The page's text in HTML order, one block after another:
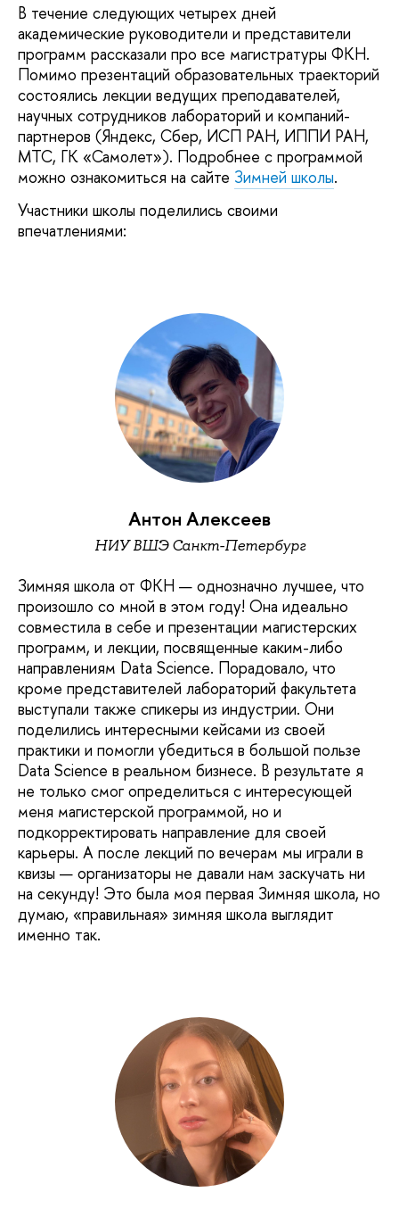
В течение следующих четырех дней
академические руководители и представители
программ рассказали про все магистратуры ФКН.
Помимо презентаций образовательных траекторий
состоялись лекции ведущих преподавателей,
научных сотрудников лабораторий и компаний-
партнеров (Яндекс, Сбер, ИСП РАН, ИППИ РАН,
МТС, ГК «Самолет»). Подробнее с программой
можно ознакомиться на сайте Зимней школы.
Участники школы поделились своими
впечатлениями:
Антон Алексеев
НИУ ВШЭ Санкт-Петербург
Зимняя школа от ФКН — однозначно лучшее, что
произошло со мной в этом году! Она идеально
совместила в себе и презентации магистерских
программ, и лекции, посвященные каким-либо
направлениям Data Science. Порадовало, что
кроме представителей лабораторий факультета
выступали также спикеры из индустрии. Они
поделились интересными кейсами из своей
практики и помогли убедиться в большой пользе
Data Science в реальном бизнесе. В результате я
не только смог определиться с интересующей
меня магистерской программой, но и
подкорректировать направление для своей
карьеры. А после лекций по вечерам мы играли в
квизы — организаторы не давали нам заскучать ни
на секунду! Это была моя первая Зимняя школа, но
думаю, «правильная» зимняя школа выглядит
именно так.